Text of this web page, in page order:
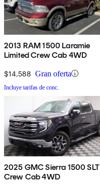
2013 RAM 1500 Laramie
Limited Crew Cab 4WD
$14,588 Gran oferta
Incluye tarifas de conc.
2025 GMC Sierra 1500 SLT
Crew Cab 4WD